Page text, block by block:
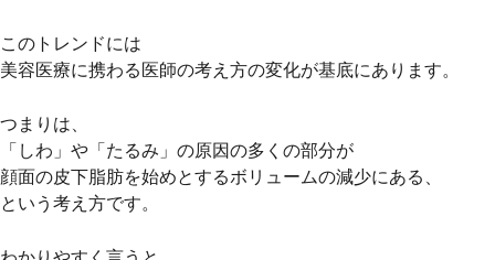
このトレンドには
美容医療に携わる医師の考え方の変化が基底にあります。
つまりは、
「しわ」や「たるみ」の原因の多くの部分が
顔面の皮下脂肪を始めとするボリュームの減少にある、
という考え方です。